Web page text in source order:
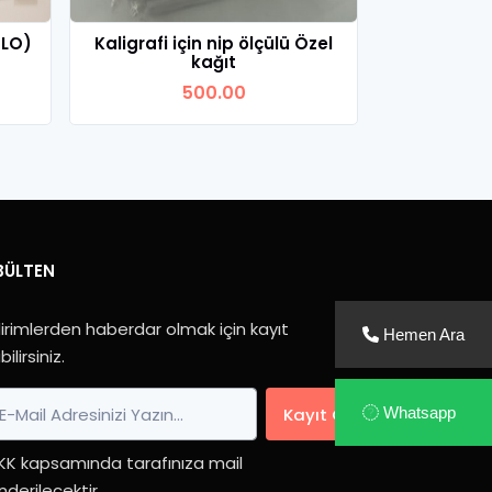
Ürünü İncele
Kaligrafi için nip ölçülü Özel
kağıt
500.00
haberdar olmak için kayıt
Kayıt Ol
kapsamında tarafınıza mail
Hemen Ara
Whatsapp